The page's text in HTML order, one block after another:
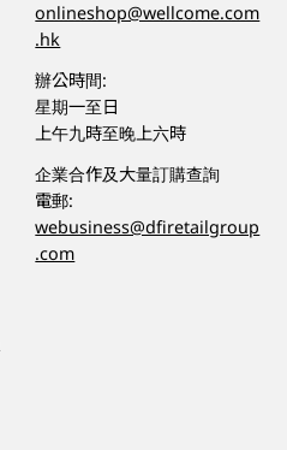
onlineshop@wellcome.com
.hk
辦公時間:
星期一至日
上午九時至晚上六時
企業合作及大量訂購查詢
電郵:
webusiness@dfiretailgroup
.com